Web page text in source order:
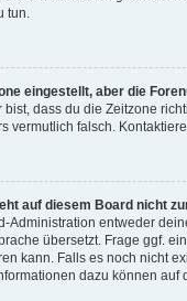
tun.
eingestellt, aber die
bist, dass du die Zeitzone
vermutlich falsch.
auf diesem Board nicht
Administration entweder
übersetzt. Frage ggf.
kann. Falls es noch nicht
dazu können auf